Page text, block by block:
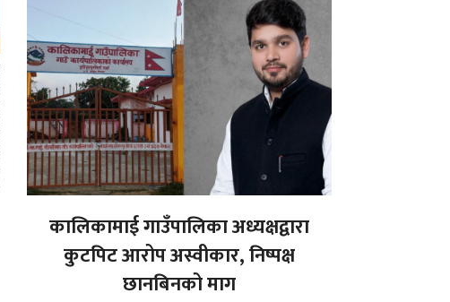
कालिकामाई गाउँपालिका अध्यक्षद्वारा
कुटपिट आरोप अस्वीकार, निष्पक्ष
छानबिनको माग